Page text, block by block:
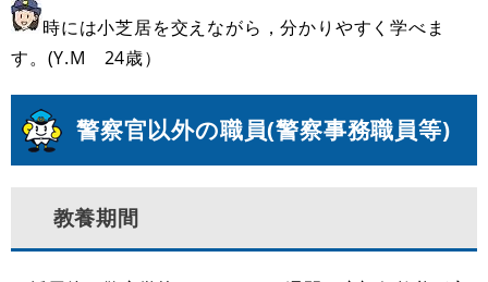
時には小芝居を交えながら，分かりやすく学べま
す。(Y.M 24歳）
警察官以外の職員(警察事務職員等)
教養期間